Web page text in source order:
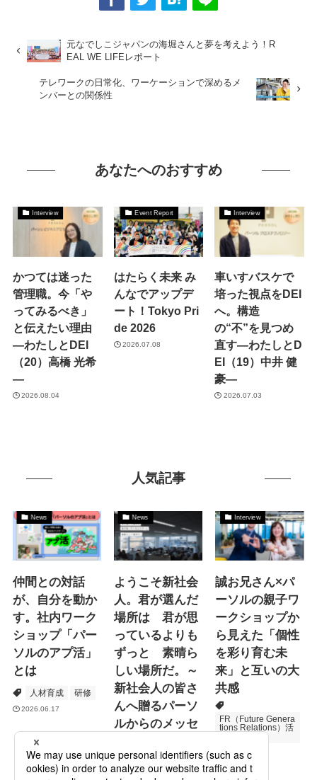
元なでしこジャパンの海堀さんと夢を考えよう！R
EAL WE LIFEレポート
テレワークの日常化、ワーケーションで深めるメ
ンバーとの関係性
あなたへのおすすめ
Interview
かつては迷った
管理職。今「や
ってみるべき」
と伝えたい理由
―わたしとDEI
（20）高橋 光希
―
2026.08.04
Event Report
はたらく未来 み
んなでアップデ
ート！Tokyo Pri
de 2026
2026.07.08
Interview
車いすバスケで
培った視点をDEI
へ。構造
の“不”を見つめ
直す―わたしとD
EI（19）中井 健
豪―
2026.07.03
人気記事
News
仲間との対話
が、自分を動か
す。社内ワーク
ショップ「パー
ソルのアプ活」
とは
人材育成 研修
2026.06.17
News
ようこそ新社会
人。君が選んだ
場所は 君が思
っているよりも
ずっと 素晴ら
しい場所だ。～
新社会人の皆さ
んへ贈るパーソ
ルからのメッセ
Specialized Servic
Interview
誠お兄さん×パ
ーソルの親子ワ
ークショップか
ら見えた「個性
を彩り育む未
来」と互いの大
共感
FR（Future Genera
tions Relations）活
次世代育成
2026.06.16